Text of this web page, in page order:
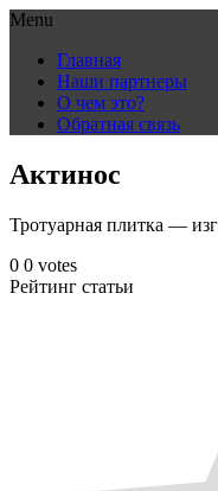
Menu
content
Главная
Наши партнеры
О чем это?
Обратная связь
Актинос
Тротуарная плитка —
0 0 votes
Рейтинг статьи